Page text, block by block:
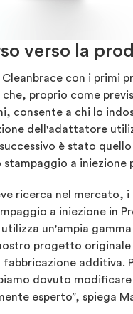
verso la
Cleanbrace con i
proprio come
consente a chi lo
dell'adattatore
è stato
stampaggio a iniezione
ricerca nel
a iniezione in
utilizza un'ampia
progetto
additiva.
dovuto
esperto”, spiega